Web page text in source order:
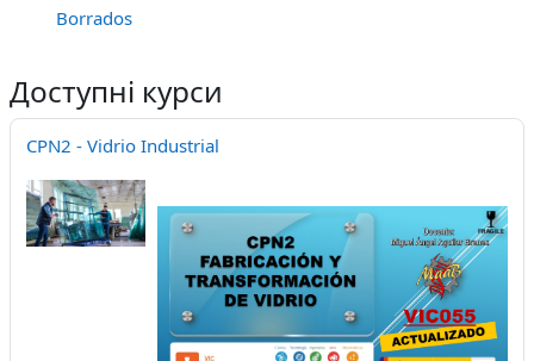
Borrados
Доступні курси
CPN2 - Vidrio Industrial